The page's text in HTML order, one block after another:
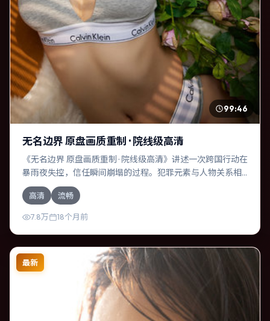
99:46
无名边界 原盘画质重制 · 院线级高清
《无名边界 原盘画质重制 · 院线级高清》讲述一次跨国行动在
暴雨夜失控，信任瞬间崩塌的过程。犯罪元素与人物关系相
互咬合，木村拓哉、黄渤的对手戏尤为出彩。导演罗素兄弟
善于在长镜头中积蓄张力，本片亦在澳大利亚实地取景，增
强真实质感。
高清 流畅
7.8万 18个月前
最新